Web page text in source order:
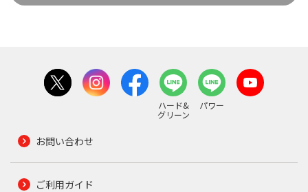
ハード&
グリーン
パワー
お問い合わせ
ご利用ガイド